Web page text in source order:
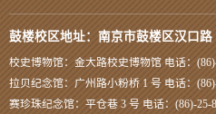
鼓楼校区地址：南京市鼓楼区汉口路
校史博物馆：金大路校史博物馆 电话：
拉贝纪念馆：广州路小粉桥 1 号 电话：
赛珍珠纪念馆：平仓巷 3 号 电话：(86)-25-